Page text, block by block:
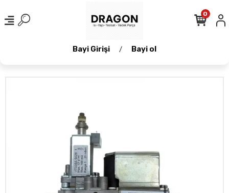
Bayi Girişi / Bayi ol
0